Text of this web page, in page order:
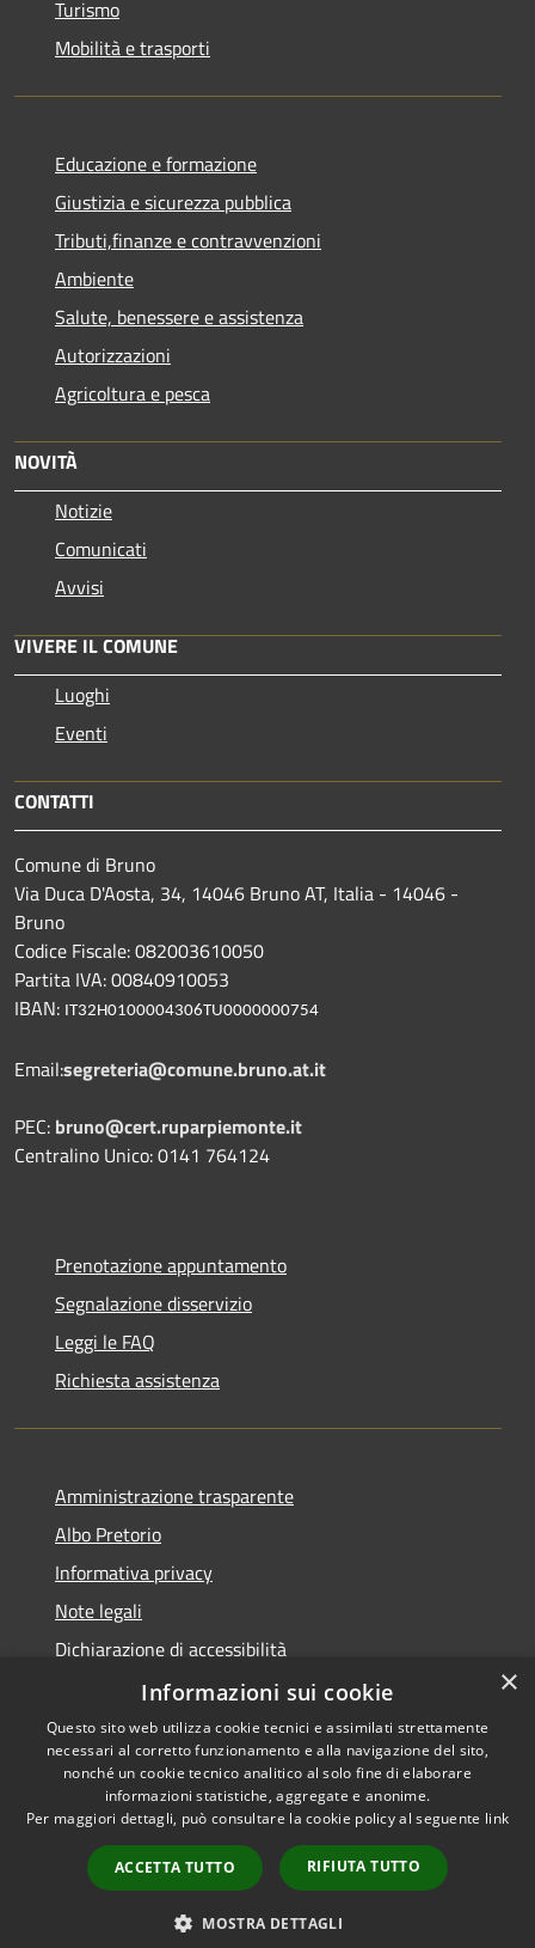
Turismo
Mobilità e trasporti
Educazione e formazione
Giustizia e sicurezza pubblica
Tributi,finanze e contravvenzioni
Ambiente
Salute, benessere e assistenza
Autorizzazioni
Agricoltura e pesca
NOVITÀ
Notizie
Comunicati
Avvisi
VIVERE IL COMUNE
Luoghi
Eventi
CONTATTI
Comune di Bruno
Via Duca D'Aosta, 34, 14046 Bruno AT, Italia - 14046 -
Bruno
Codice Fiscale: 082003610050
Partita IVA: 00840910053
IBAN: IT32H0100004306TU0000000754
Email:segreteria@comune.bruno.at.it
PEC: bruno@cert.ruparpiemonte.it
Centralino Unico: 0141 764124
Prenotazione appuntamento
Segnalazione disservizio
Leggi le FAQ
Richiesta assistenza
Amministrazione trasparente
Albo Pretorio
Informativa privacy
Note legali
Dichiarazione di accessibilità
Accessibilità
Privacy
Mappa del sito
Comune convenzionato
Astigov
Progetto|Convenzione|
Adesioni
×
Informazioni sui cookie
Questo sito web utilizza cookie tecnici e assimilati strettamente
necessari al corretto funzionamento e alla navigazione del sito,
nonché un cookie tecnico analitico al solo fine di elaborare
informazioni statistiche, aggregate e anonime.
Per maggiori dettagli, può consultare la cookie policy al seguente link
ACCETTA TUTTO RIFIUTA TUTTO
MOSTRA DETTAGLI